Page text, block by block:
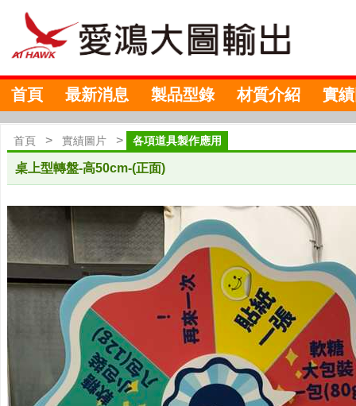
首頁 最新消息 製品型錄 材質介紹 實
首頁 > 實績圖片 > 各項道具製作應用
桌上型轉盤-高50cm-(正面)